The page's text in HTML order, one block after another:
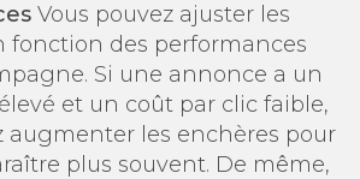
Vous pouvez ajuster les
fonction des performances
Si une annonce a un
et un coût par clic faible,
augmenter les enchères pour
plus souvent. De même,